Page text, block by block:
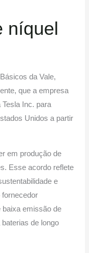
níquel
da Vale,
que a empresa
Inc. para
Unidos a partir
em produção de
Esse acordo reflete
e
baixa emissão de
de longo